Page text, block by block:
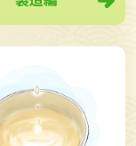
し）」
がおだやかにな
やかなだしがと